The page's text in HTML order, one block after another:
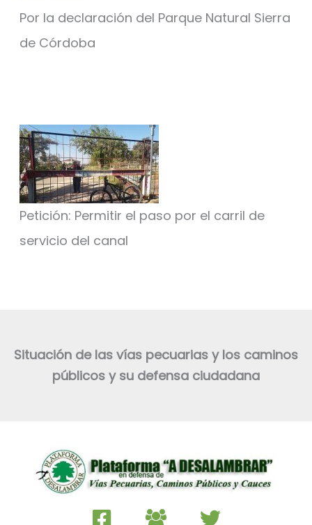
Por la declaración del Parque Natural Sierra
de Córdoba
Petición: Permitir el paso por el carril de
servicio del canal
Situación de las vías pecuarias y los caminos
públicos y su defensa ciudadana